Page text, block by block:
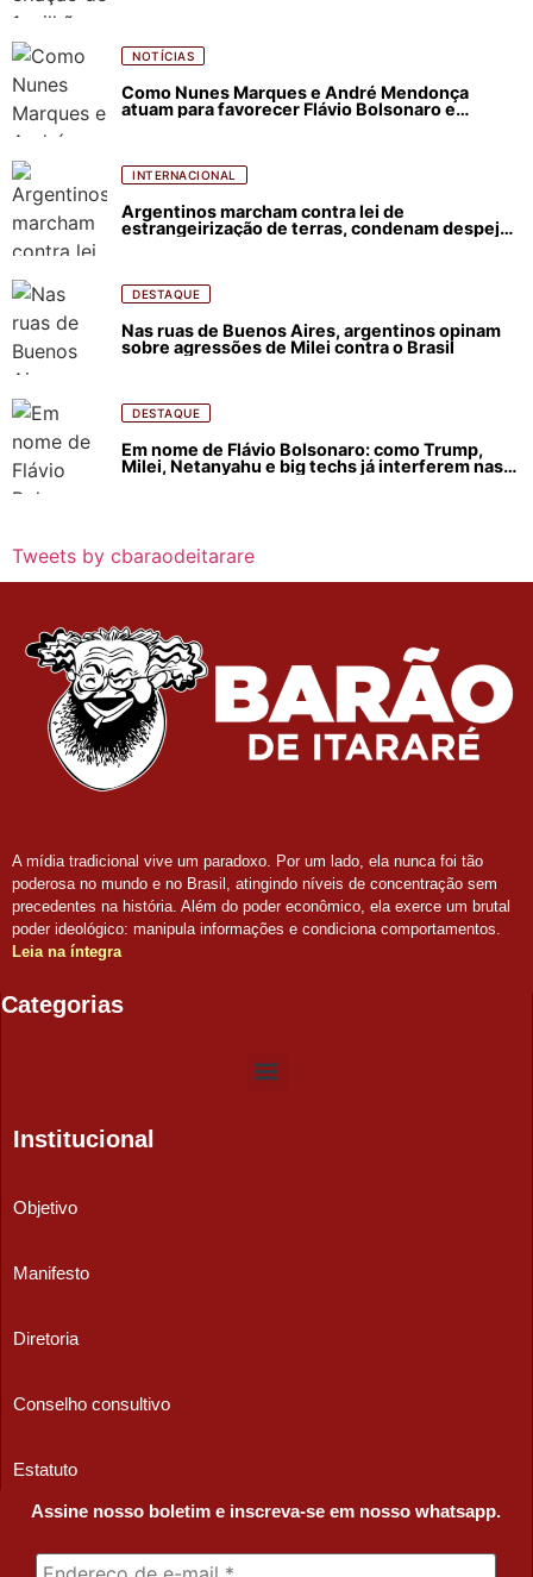
NOTÍCIAS
Como Nunes Marques e André Mendonça
atuam para favorecer Flávio Bolsonaro e
INTERNACIONAL
Argentinos marcham contra lei de
estrangeirização de terras, condenam despejos
DESTAQUE
Nas ruas de Buenos Aires, argentinos opinam
sobre agressões de Milei contra o Brasil
DESTAQUE
Em nome de Flávio Bolsonaro: como Trump,
Milei, Netanyahu e big techs já interferem nas
Tweets by cbaraodeitarare
A mídia tradicional vive um paradoxo. Por um lado, ela nunca foi tão
poderosa no mundo e no Brasil, atingindo níveis de concentração sem
precedentes na história. Além do poder econômico, ela exerce um brutal
poder ideológico: manipula informações e condiciona comportamentos.
Leia na íntegra
Categorias
Institucional
Objetivo
Manifesto
Diretoria
Conselho consultivo
Estatuto
Assine nosso boletim e inscreva-se em nosso whatsapp.